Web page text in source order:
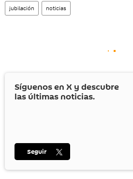
jubilación noticias
Síguenos en X y descubre
las últimas noticias.
Seguir